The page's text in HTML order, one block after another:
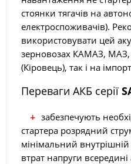
стоянки тягачів на
електроспоживачів).
використовувати цей
зерновозах КАМАЗ, МАЗ,
(Кіровець), так і на
Переваги АКБ серії
забезпечують
стартера розрядний
мінімальний
втрат напруги